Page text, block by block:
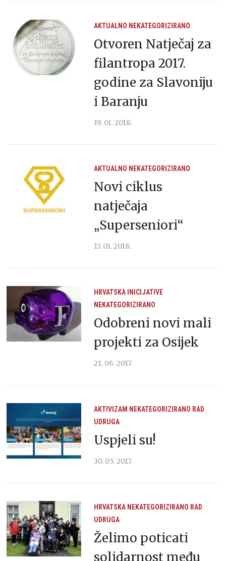
AKTUALNO NEKATEGORIZIRANO
Otvoren Natječaj za
filantropa 2017.
godine za Slavoniju
i Baranju
19. 01. 2018.
AKTUALNO NEKATEGORIZIRANO
Novi ciklus
natječaja
„Superseniori“
17. 01. 2018.
HRVATSKA
INICIJATIVE
NEKATEGORIZIRANO
Odobreni novi mali
projekti za Osijek
21. 06. 2017.
AKTIVIZAM NEKATEGORIZIRANO RAD
UDRUGA
Uspjeli su!
30. 05. 2017.
HRVATSKA NEKATEGORIZIRANO RAD
UDRUGA
Želimo poticati
solidarnost među